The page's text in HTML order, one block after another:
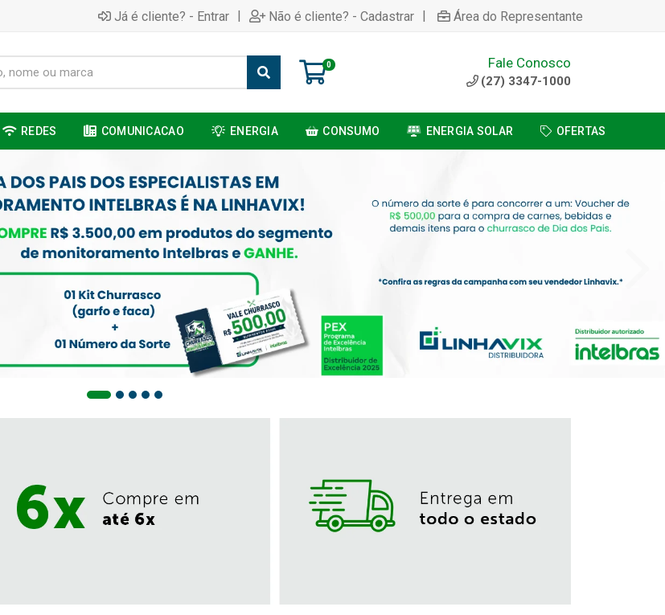
Já é cliente? - Entrar | Não é cliente? - Cadastrar | Área do Representante
0 Fale Conosco
(27) 3347-1000
REDES COMUNICACAO ENERGIA CONSUMO ENERGIA SOLAR OFERTAS